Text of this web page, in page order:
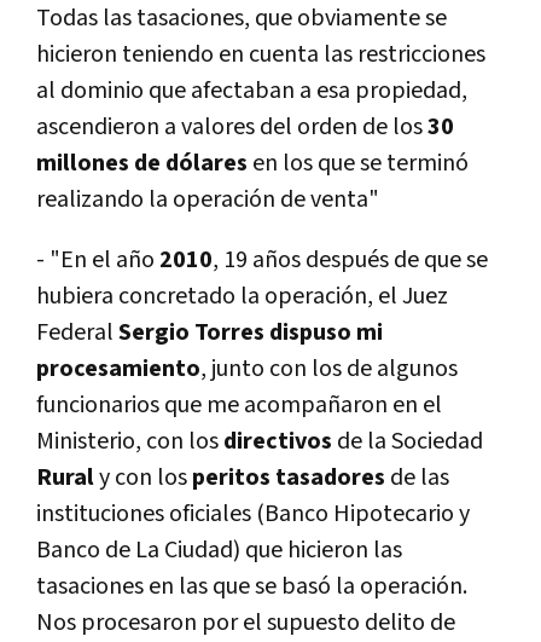
Todas las tasaciones, que obviamente se
hicieron teniendo en cuenta las restricciones
al dominio que afectaban a esa propiedad,
ascendieron a valores del orden de los30
millones de dólares en los que se terminó
realizando la operación de venta"
- "En el año 2010, 19 años después de que se
hubiera concretado la operación, el Juez
FederalSergio Torres dispuso mi
procesamiento, junto con los de algunos
funcionarios que me acompañaron en el
Ministerio, con losdirectivos de la Sociedad
Ruraly con losperitos tasadores de las
instituciones oficiales (Banco Hipotecario y
Banco de La Ciudad) que hicieron las
tasaciones en las que se basó la operación.
Nos procesaron por el supuesto delito de